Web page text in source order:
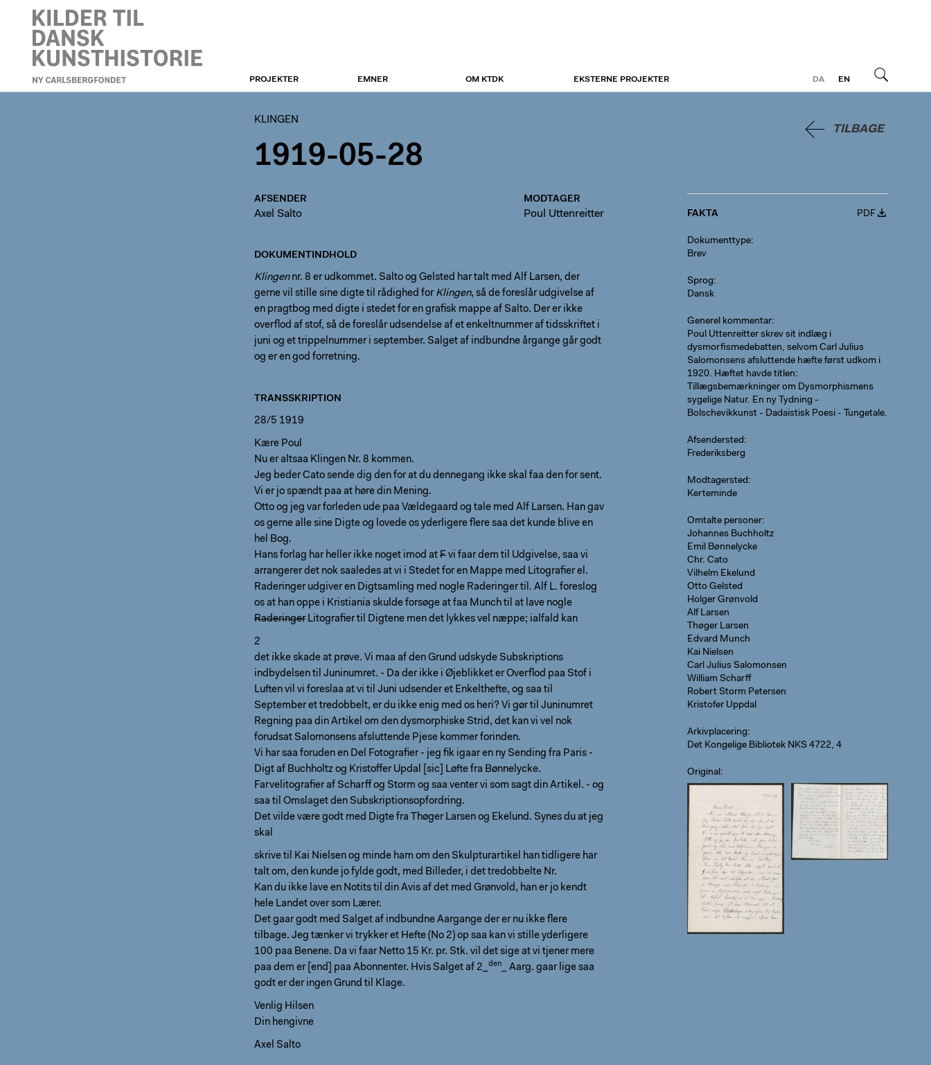
KLINGEN
DA
EN
PROJEKTER EMNER OM KTDK EKSTERNE PROJEKTER
TILBAGE
KLINGEN
1919-05-28
AFSENDER
Axel Salto
MODTAGER
Poul Uttenreitter
DOKUMENTINDHOLD
Klingennr. 8 er udkommet. Salto og Gelsted har talt med Alf Larsen, der
gerne vil stille sine digte til rådighed for Klingen, så de foreslår udgivelse af
en pragtbog med digte i stedet for en grafisk mappe af Salto. Der er ikke
overflod af stof, så de foreslår udsendelse af et enkeltnummer af tidsskriftet i
juni og et trippelnummer i september. Salget af indbundne årgange går godt
og er en god forretning.
TRANSSKRIPTION
28/5 1919
Kære Poul
Nu er altsaa Klingen Nr. 8 kommen.
Jeg beder Cato sende dig den for at du dennegang ikke skal faa den for sent.
Vi er jo spændt paa at høre din Mening.
Otto og jeg var forleden ude paa Vældegaard og tale med Alf Larsen. Han gav
os gerne alle sine Digte og lovede os yderligere flere saa det kunde blive en
hel Bog.
Hans forlag har heller ikke noget imod at F vi faar dem til Udgivelse, saa vi
arrangerer det nok saaledes at vi i Stedet for en Mappe med Litografier el.
Raderinger udgiver en Digtsamling med nogle Raderinger til. Alf L. foreslog
os at han oppe i Kristiania skulde forsøge at faa Munch til at lave nogle
RaderingerLitografier til Digtene men det lykkes vel næppe; ialfald kan
2
det ikke skade at prøve. Vi maa af den Grund udskyde Subskriptions
indbydelsen til Juninumret. - Da der ikke i Øjeblikket er Overflod paa Stof i
Luften vil vi foreslaa at vi til Juni udsender et Enkelthefte, og saa til
September et tredobbelt, er du ikke enig med os heri? Vi gør til Juninumret
Regning paa din Artikel om den dysmorphiske Strid, det kan vi vel nok
forudsat Salomonsens afsluttende Pjese kommer forinden.
Vi har saa foruden en Del Fotografier - jeg fik igaar en ny Sending fra Paris -
Digt af Buchholtz og Kristoffer Updal [sic] Løfte fra Bønnelycke.
Farvelitografier af Scharff og Storm og saa venter vi som sagt din Artikel. - og
saa til Omslaget den Subskriptionsopfordring.
Det vilde være godt med Digte fra Thøger Larsen og Ekelund. Synes du at jeg
skal
skrive til Kai Nielsen og minde ham om den Skulpturartikel han tidligere har
talt om, den kunde jo fylde godt, med Billeder, i det tredobbelte Nr.
Kan du ikke lave en Notits til din Avis af det med Grønvold, han er jo kendt
hele Landet over som Lærer.
Det gaar godt med Salget af indbundne Aargange der er nu ikke flere
tilbage. Jeg tænker vi trykker et Hefte (No 2) op saa kan vi stille yderligere
100 paa Benene. Da vi faar Netto 15 Kr. pr. Stk. vil det sige at vi tjener mere
paa dem er [end] paa Abonnenter. Hvis Salget af 2_
den
_ Aarg. gaar lige saa
godt er der ingen Grund til Klage.
Venlig Hilsen
Din hengivne
Axel Salto
FAKTA PDF
Dokumenttype
Brev
Sprog
Dansk
Generel kommentar
Poul Uttenreitter skrev sit indlæg i
dysmorfismedebatten, selvom Carl Julius
Salomonsens afsluttende hæfte først udkom i
1920. Hæftet havde titlen:
Tillægsbemærkninger om Dysmorphismens
sygelige Natur. En ny Tydning -
Bolschevikkunst - Dadaistisk Poesi - Tungetale.
Afsendersted
Frederiksberg
Modtagersted
Kerteminde
Omtalte personer
Johannes Buchholtz
Emil Bønnelycke
Chr. Cato
Vilhelm Ekelund
Otto Gelsted
Holger Grønvold
Alf Larsen
Thøger Larsen
Edvard Munch
Kai Nielsen
Carl Julius Salomonsen
William Scharff
Robert Storm Petersen
Kristofer Uppdal
Arkivplacering
Det Kongelige Bibliotek NKS 4722, 4
Original